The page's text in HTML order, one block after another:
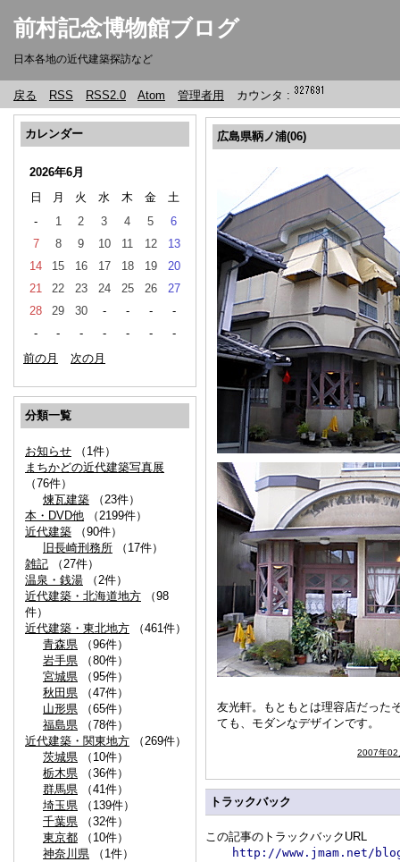
前村記念博物館ブログ
日本各地の近代建築探訪など
戻る RSS RSS2.0 Atom 管理者用 カウンタ :
カレンダー
2026年6月
日
月 火 水 木 金
土
-
1 2 3 4 5
6
7
8 9 10 11 12
13
14
15 16 17 18 19
20
21
22 23 24 25 26
27
28
29 30 - - -
-
-
- - - - -
-
前の月
次の月
分類一覧
お知らせ （1件）
まちかどの近代建築写真展
（76件）
煉瓦建築 （23件）
本・DVD他 （2199件）
近代建築 （90件）
旧長崎刑務所 （17件）
雑記 （27件）
温泉・銭湯 （2件）
近代建築・北海道地方 （98
件）
近代建築・東北地方 （461件）
青森県 （96件）
岩手県 （80件）
宮城県 （95件）
秋田県 （47件）
山形県 （65件）
福島県 （78件）
近代建築・関東地方 （269件）
茨城県 （10件）
栃木県 （36件）
群馬県 （41件）
埼玉県 （139件）
千葉県 （32件）
東京都 （10件）
神奈川県 （1件）
広島県鞆ノ浦(06)
友光軒。もともとは理容店だった
ても、モダンなデザインです。
2007年02
トラックバック
この記事のトラックバックURL
http://www.jmam.net/